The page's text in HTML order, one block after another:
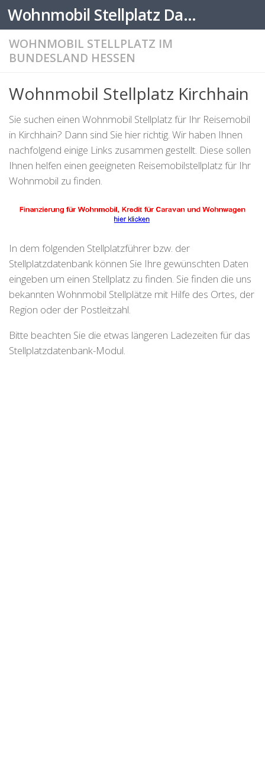
Zum Inhalt springen Wohnmobil Stellplatz Datenbank
WOHNMOBIL STELLPLATZ IM
BUNDESLAND HESSEN
Wohnmobil Stellplatz Kirchhain
Sie suchen einen Wohnmobil Stellplatz für Ihr Reisemobil
in Kirchhain? Dann sind Sie hier richtig. Wir haben Ihnen
nachfolgend einige Links zusammen gestellt. Diese sollen
Ihnen helfen einen geeigneten Reisemobilstellplatz für Ihr
Wohnmobil zu finden.
In dem folgenden Stellplatzführer bzw. der
Stellplatzdatenbank können Sie Ihre gewünschten Daten
eingeben um einen Stellplatz zu finden. Sie finden die uns
bekannten Wohnmobil Stellplätze mit Hilfe des Ortes, der
Region oder der Postleitzahl.
Bitte beachten Sie die etwas längeren Ladezeiten für das
Stellplatzdatenbank-Modul.